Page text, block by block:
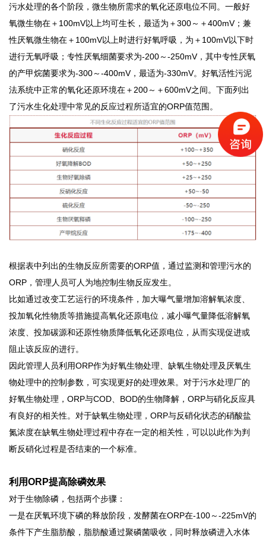
污水处理的各个阶段，微生物所需求的氧化还原电位不同。 一般好
氧微生物在＋ 100mV以上均可生长，最适为＋300～＋400mV；兼
性厌氧微生物在＋100mV以上时进行好氧呼吸，为＋100mV以下时
进行无氧呼吸；专性厌氧细菌要求为-200～-250mV，其中专性厌氧
的产甲烷菌要求为-300～-400mV，最适为-330mV。好氧活性污泥
法系统中正常的氧化还原环境在＋200～＋600mV之间。下面列出
了污水生化处理中常见的反应过程所适宜的ORP值范围。
根据表中列出的生物反应所需要的ORP值， 通过监测和管理污水的
ORP，管理人员可人为地控制生物反应发生。
比如通过改变工艺运行的环境条件，加大曝气量增加溶解氧浓度、
投加氧化性物质等措施提高氧化还原电位，减小曝气量降低溶解氧
浓度、投加碳源和还原性物质降低氧化还原电位，从而实现促进或
阻止该反应的进行。
因此管理人员利用ORP作为好氧生物处理、缺氧生物处理及厌氧生
物处理中的控制参数， 可实现更好的处理效果。对于污水处理厂的
好氧生物处理， ORP与COD、BOD的生物降解，ORP与硝化反应具
有良好的相关性。对于缺氧生物处理，ORP与反硝化状态的硝酸盐
氮浓度在缺氧生物处理过程中存在一定的相关性，可以以此作为判
断反硝化过程是否结束的一个标准。
利用ORP提高除磷效果
对于生物除磷，包括两个步骤：
一是在厌氧环境下磷的释放阶段， 发酵菌在ORP在-100～-225mV的
条件下产生脂肪酸 ， 脂肪酸通过聚磷菌吸收，同时释放磷进入水体